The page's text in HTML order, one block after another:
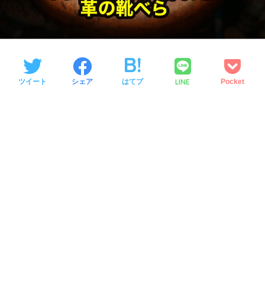
ツイート シェア はてブ LINE Pocket